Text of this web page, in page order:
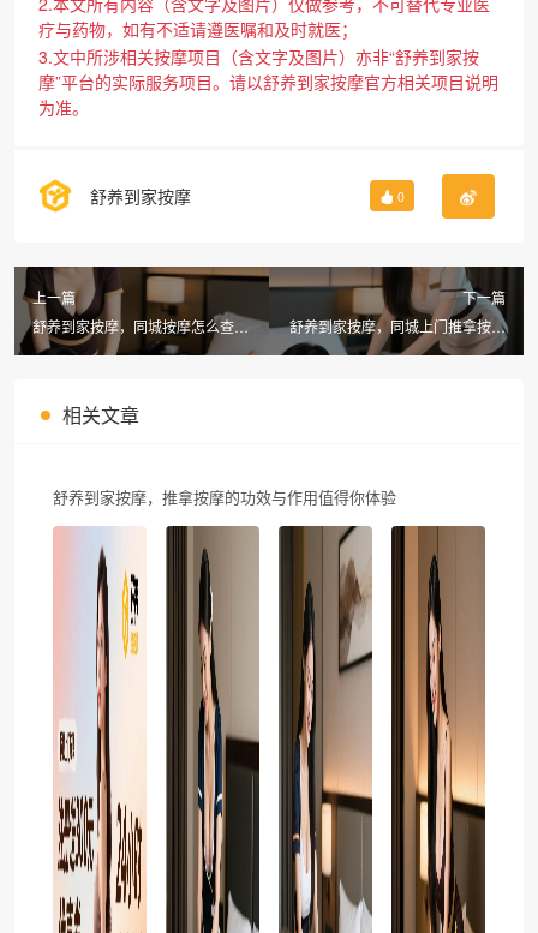
疗与药物，如有不适请遵医嘱和及时就医；
3.文中所涉相关按摩项目（含文字及图片）亦非“舒养到家按
摩”平台的实际服务项目。请以舒养到家按摩官方相关项目说明
为准。
舒养到家按摩 0
上一篇
舒养到家按摩，同城按摩怎么查找
更便捷高效
下一篇
舒养到家按摩，同城上门推拿按摩
可靠吗？专业服务值得信赖
相关文章
舒养到家按摩，推拿按摩的功效与作用值得你体验